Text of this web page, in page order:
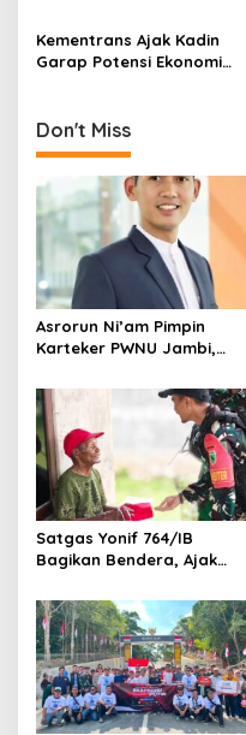
n
Kementrans Ajak Kadin
Garap Potensi Ekonomi
Don't Miss
Asrorun Ni’am Pimpin
Karteker PWNU Jambi,
Muda Visioner untuk Abad
Kedua NU
Satgas Yonif 764/IB
Bagikan Bendera, Ajak
HUT RI